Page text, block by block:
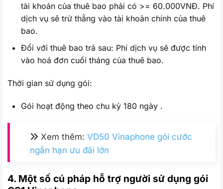
tài khoản của thuê bao phải có >= 60.000VNĐ. Phí
dịch vụ sẽ trừ thẳng vào tài khoản chính của thuê
bao.
Đối với thuê bao trả sau: Phí dịch vụ sẽ được tính
vào hoá đơn cuối tháng của thuê bao.
Thời gian sử dụng gói:
Gói hoạt động theo chu kỳ 180 ngày .
Xem thêm: VD50 Vinaphone gói cước
ngắn hạn ưu đãi lớn
4. Một số cú pháp hỗ trợ người sử dụng gói